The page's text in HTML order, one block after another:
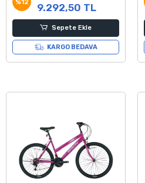
%12 9.292,50 TL
Sepete Ekle
KARGO BEDAVA